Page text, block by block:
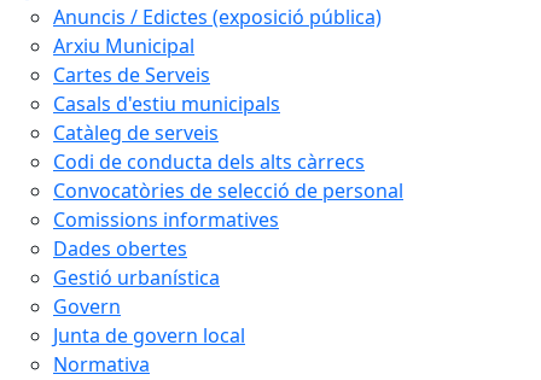
Anuncis / Edictes (exposició pública)
Arxiu Municipal
Cartes de Serveis
Casals d'estiu municipals
Catàleg de serveis
Codi de conducta dels alts càrrecs
Convocatòries de selecció de personal
Comissions informatives
Dades obertes
Gestió urbanística
Govern
Junta de govern local
Normativa